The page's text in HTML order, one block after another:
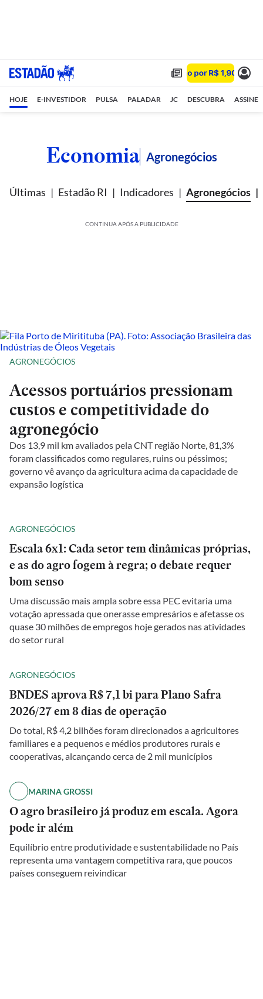
HOJE E-INVESTIDOR PULSA PALADAR JC DESCUBRA ASSINE
Economia Agronegócios
Últimas Estadão RI Indicadores Agronegócios
CONTINUA APÓS A PUBLICIDADE
AGRONEGÓCIOS
Acessos portuários pressionam
custos e competitividade do
agronegócio
Dos 13,9 mil km avaliados pela CNT região Norte, 81,3%
foram classificados como regulares, ruins ou péssimos;
governo vê avanço da agricultura acima da capacidade de
expansão logística
AGRONEGÓCIOS
Escala 6x1: Cada setor tem dinâmicas próprias,
e as do agro fogem à regra; o debate requer
bom senso
Uma discussão mais ampla sobre essa PEC evitaria uma
votação apressada que onerasse empresários e afetasse os
quase 30 milhões de empregos hoje gerados nas atividades
do setor rural
AGRONEGÓCIOS
BNDES aprova R$ 7,1 bi para Plano Safra
2026/27 em 8 dias de operação
Do total, R$ 4,2 bilhões foram direcionados a agricultores
familiares e a pequenos e médios produtores rurais e
cooperativas, alcançando cerca de 2 mil municípios
MARINA GROSSI
O agro brasileiro já produz em escala. Agora
pode ir além
Equilíbrio entre produtividade e sustentabilidade no País
representa uma vantagem competitiva rara, que poucos
países conseguem reivindicar